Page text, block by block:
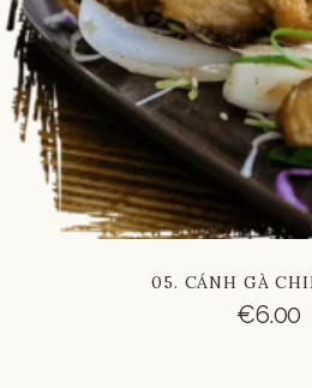
05. CÁNH GÀ
€6.00